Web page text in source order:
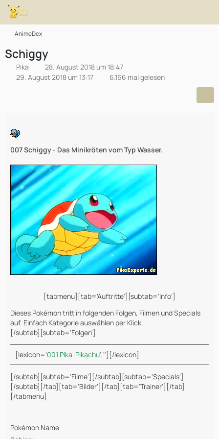
AnimeDex
Schiggy
Pika
28. August 2018 um 18:47
29. August 2018 um 13:17
6.166 mal gelesen
007 Schiggy - Das Minikröten vom Typ Wasser.
[tabmenu][tab='Auftritte'][subtab='Info']
Dieses Pokémon tritt in folgenden Folgen, Filmen und Specials
auf. Einfach Kategorie auswählen per Klick.
[/subtab][subtab='Folgen']
[lexicon='001 Pika-Pikachu',''][/lexicon]
[/subtab][subtab='Filme'][/subtab][subtab='Specials']
[/subtab][/tab][tab='Bilder'][/tab][tab='Trainer'][/tab]
[/tabmenu]
Pokémon Name